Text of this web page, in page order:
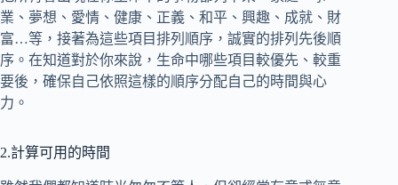
業、夢想、愛情、健康、正義、和平、興趣、成就、財
富…等，接著為這些項目排列順序，誠實的排列先後順
序。在知道對於你來說，生命中哪些項目較優先、較重
要後，確保自己依照這樣的順序分配自己的時間與心
力。
2.計算可用的時間